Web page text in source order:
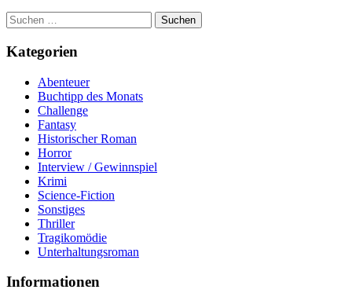
Suchen
nach:
Kategorien
Abenteuer
Buchtipp des Monats
Challenge
Fantasy
Historischer Roman
Horror
Interview / Gewinnspiel
Krimi
Science-Fiction
Sonstiges
Thriller
Tragikomödie
Unterhaltungsroman
Informationen